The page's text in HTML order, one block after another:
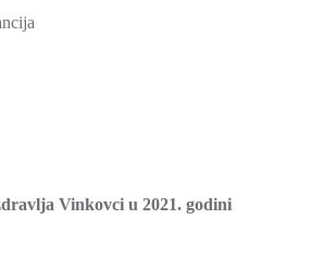
Vinkovci u 2021. godini